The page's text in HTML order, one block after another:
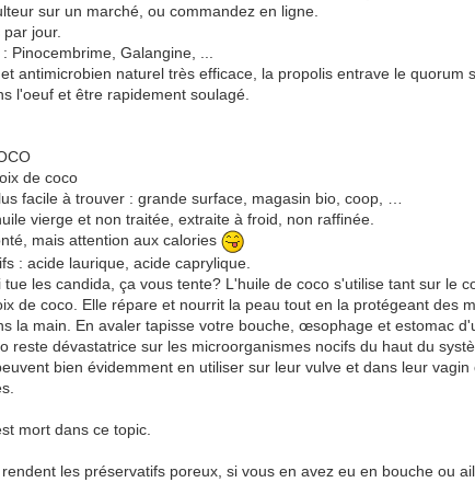
sur un marché, ou commandez en ligne.
jour.
Pinocembrime, Galangine, ...
antimicrobien naturel très efficace, la propolis entrave le
l'oeuf et être rapidement soulagé.
de coco
facile à trouver : grande surface, magasin bio, coop, …
vierge et non traitée, extraite à froid, non raffinée.
mais attention aux calories
: acide laurique, acide caprylique.
tue les candida, ça vous tente? L'huile de coco s'utilise tant sur le
de coco. Elle répare et nourrit la peau tout en la protégeant des
la main. En avaler tapisse votre bouche, œsophage et estomac
reste dévastatrice sur les microorganismes nocifs du haut du
bien évidemment en utiliser sur leur vulve et dans leur
mort dans ce topic.
les préservatifs poreux, si vous en avez eu en bouche ou